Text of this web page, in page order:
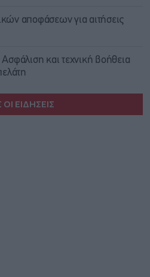
αποφάσεων για αιτήσεις
Ασφάλιση και τεχνική βοήθεια
ΕΙΔΗΣΕΙΣ